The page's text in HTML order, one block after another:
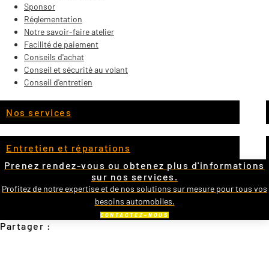
Sponsor
Réglementation
Notre savoir-faire atelier
Facilité de paiement
Conseils d'achat
Conseil et sécurité au volant
Conseil d'entretien
Nos services
Entretien et réparations
Prenez rendez-vous ou obtenez plus d'informations
sur nos services.
Profitez de notre expertise et de nos solutions sur mesure pour tous vos
besoins automobiles.
CONTACTEZ-NOUS
Partager :